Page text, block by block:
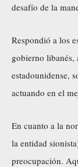
desafío de la
Respondió a los
gobierno libanés,
estadounidense,
actuando en el
En cuanto a la
la entidad
preocupación.